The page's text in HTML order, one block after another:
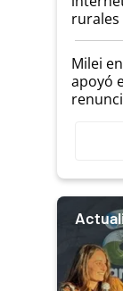
rurales
a un
Milei
apoyó